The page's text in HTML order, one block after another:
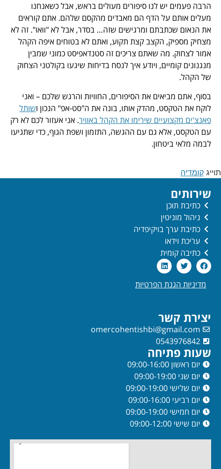
הרבה פעמים יש לנו סיפורים מעולים בראש, אבל כשאנחנו
מעלים אותם על הדף הם מאבדים מהקסם שלהם. אתם קוראים
את הנאום שכתבתם ומרגישים שזה… בסדר, אבל לא "וואו". זה לא
מצחיק מספיק, הקצב קצת תקוע, ואתם לא בטוחים איפה הקהל
אמור לצחוק. מה שאתם צריכים זה סטנדאפיסט כמוני שמבין
מנגנונים קומיים, ויודע איך לנסח בדיחות שיגעו בקולטני הצחוק
של הקהל.
בסוף, אתם מביאים את הסיפורים, החוויות והרגש שלכם – ואני
לוקח את הטקסט, מהדק אותו, בונה את ה"סט-אפ" הנכון ושותל
פאנצ'ים מקצועיים שירימו את הקהל באוויר. אני אעזור לכם לא רק
עם הטקסט, אלא גם עם ההגשה, התזמון ושפת הגוף, כדי שתגיעו
לבמה מלאי ביטחון.
תוייג קומדיה
שירותים
כתיבת תוכן
ניהול מוניטין
כתיבת ערך בויקיפדיה
עריכת וידאו
כתיבה קומית
מדיניות הגנת הפרטיות
יצירת קשר
omercohentishbi@gmail.com
0543976842
שעות פתיחה
יום ראשון 09:00-16:00
יום שני 09:00-19:00
יום שלישי 09:00-19:00
יום רביעי 09:00-16:00
יום חמישי 09:00-19:00
יום שישי 09:00-12:00